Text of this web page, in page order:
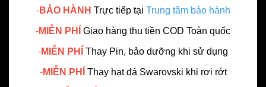
-BẢO HÀNH Trực tiếp tại Trung tâm bảo hành
-MIỄN PHÍ Giao hàng thu tiền COD Toàn quốc
-MIỄN PHÍ Thay Pin, bảo dưỡng khi sử dụng
-MIỄN PHÍ Thay hạt đá Swarovski khi rơi rớt